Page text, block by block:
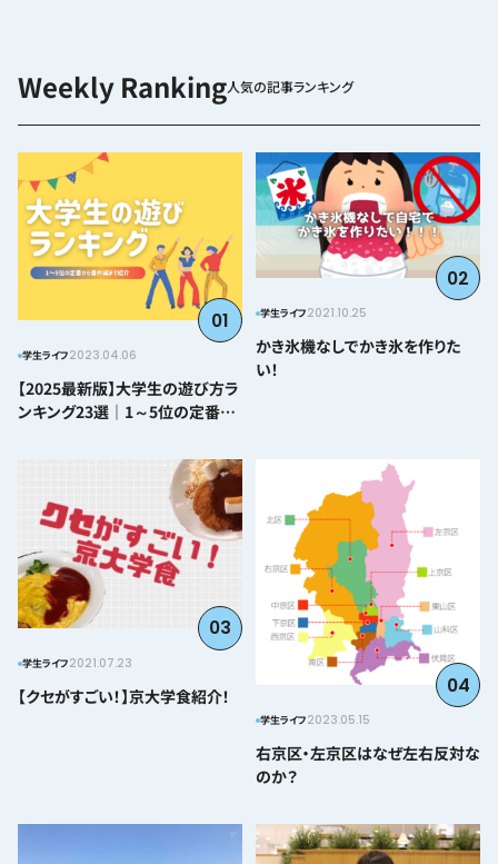
人気の記事ランキング
01
学生ライフ2023.04.06
【2025最新版】大学生の遊び方ラ
ンキング23選｜1～5位の定番か
02
学生ライフ2021.10.25
かき氷機なしでかき氷を作りた
い！
03
学生ライフ2021.07.23
【クセがすごい！】京大学食紹介！ 04
学生ライフ2023.05.15
右京区・左京区はなぜ左右反対な
のか？